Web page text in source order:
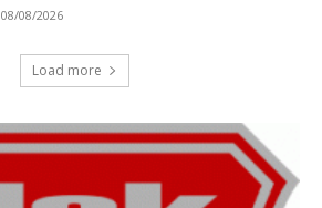
08/08/2026
Load more